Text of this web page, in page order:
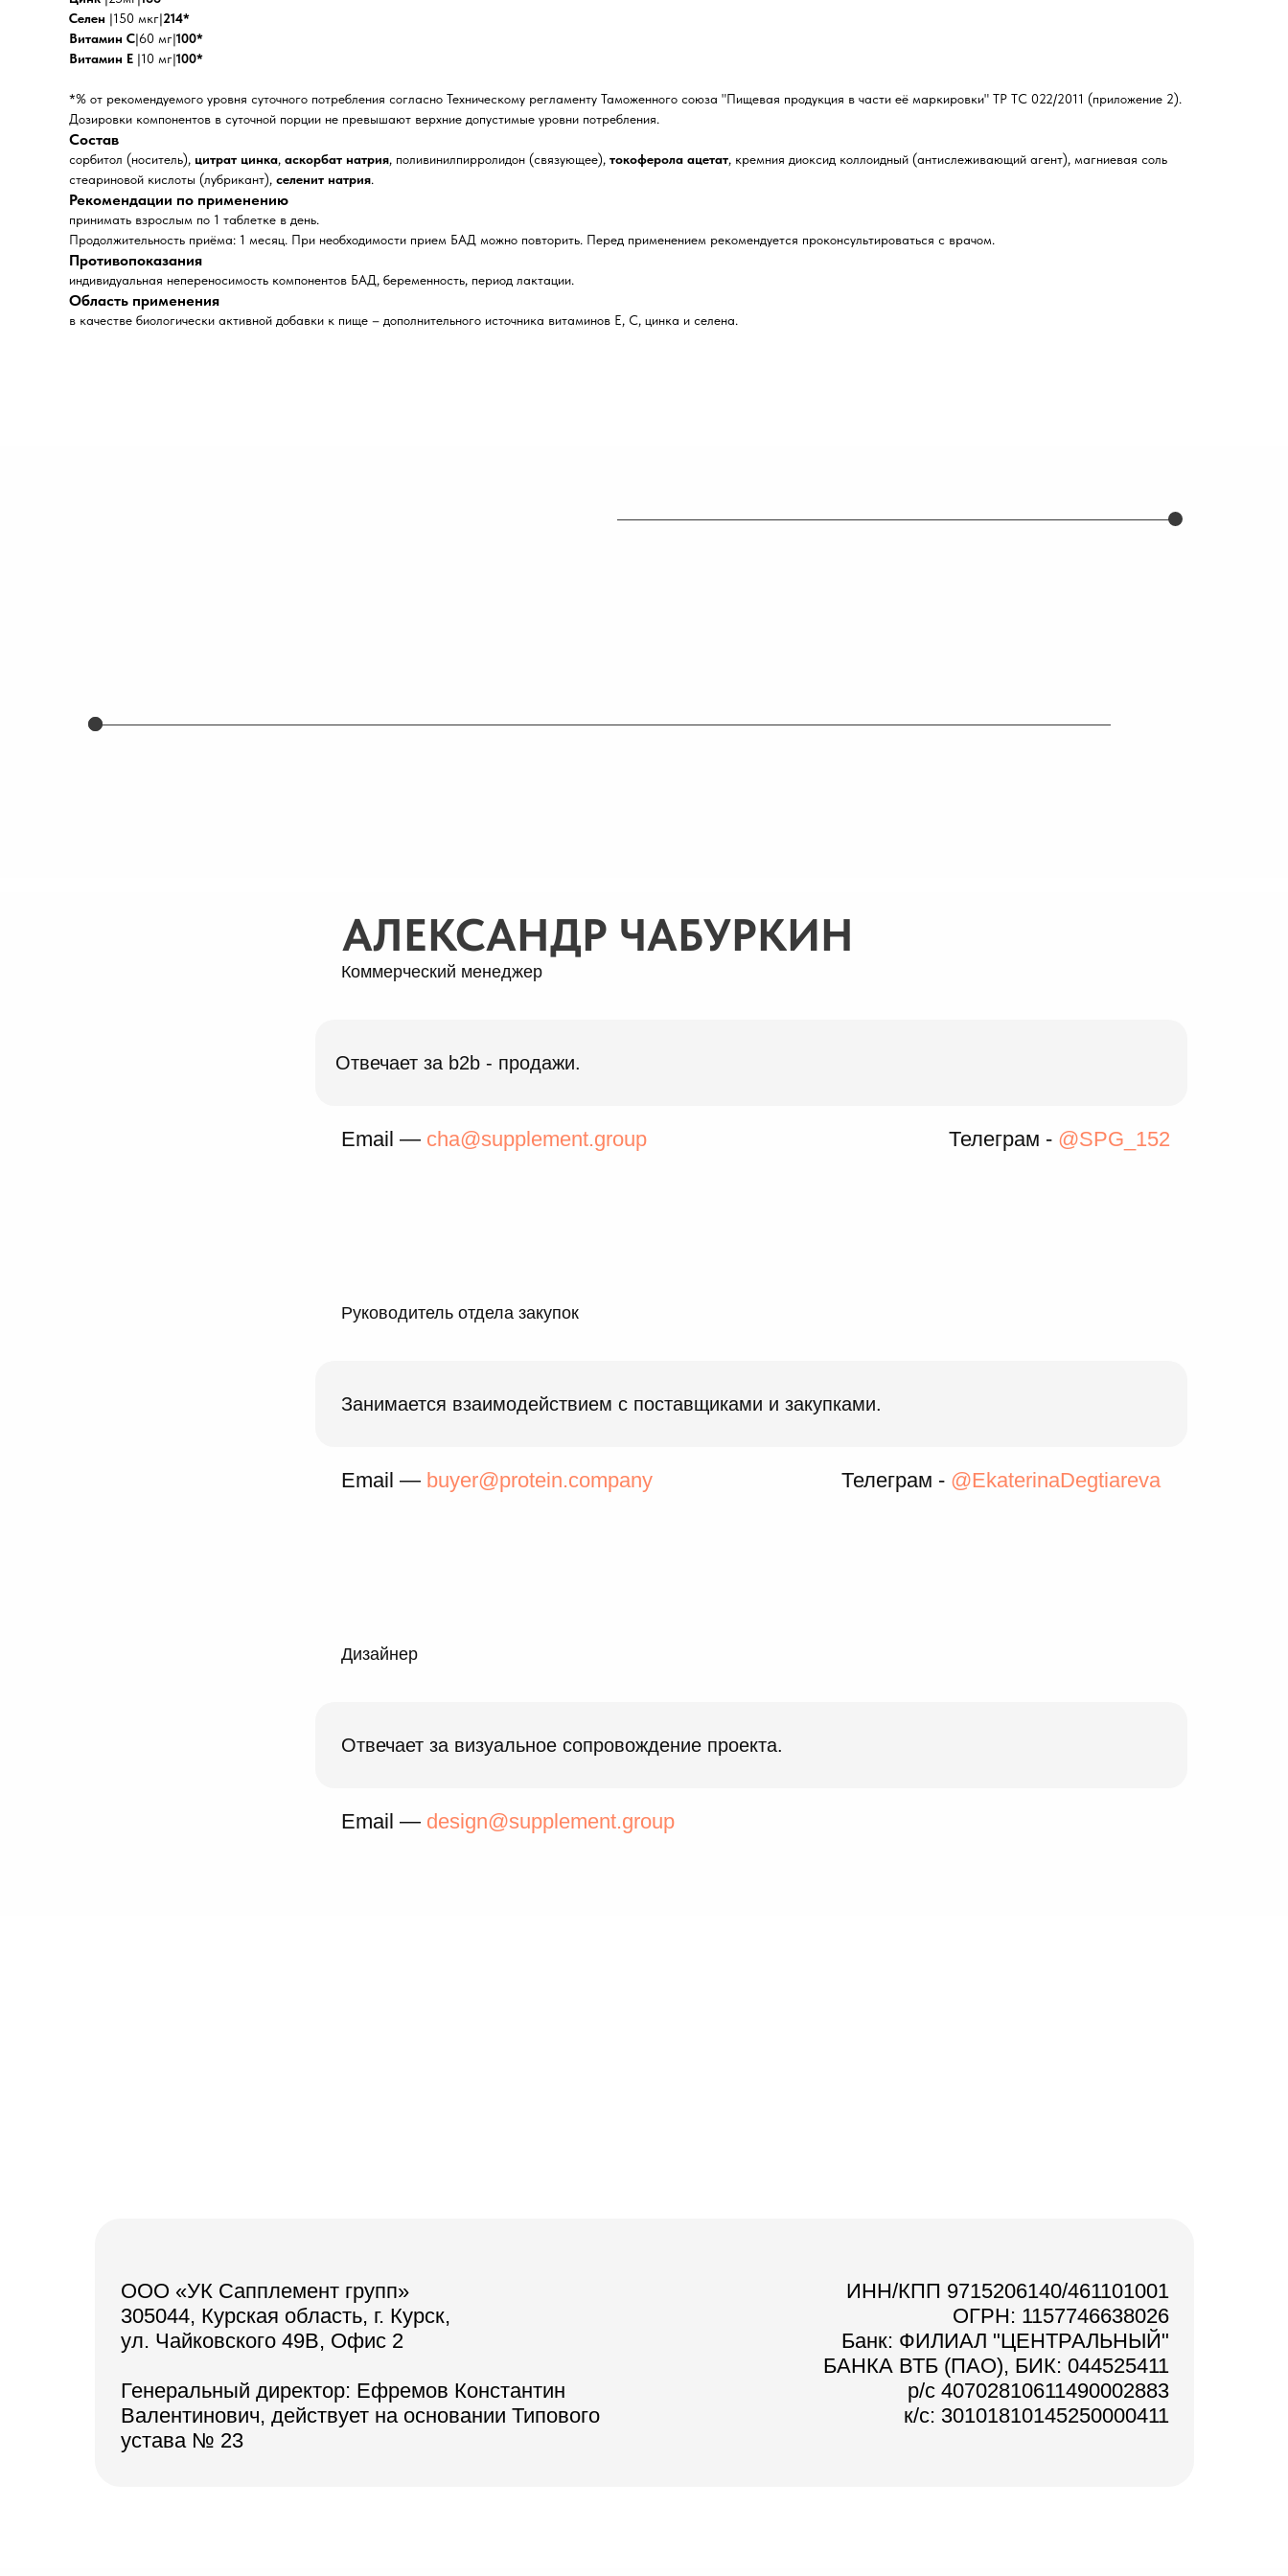
Селен |150 мкг|214*
Витамин С|60 мг|100*
Витамин Е |10 мг|100*
*% от рекомендуемого уровня суточного потребления согласно Техническому регламенту Таможенного союза "Пищевая продукция в части её маркировки" ТР ТС 022/2011 (приложение 2).
Дозировки компонентов в суточной порции не превышают верхние допустимые уровни потребления.
Состав
сорбитол (носитель), цитрат цинка, аскорбат натрия, поливинилпирролидон (связующее), токоферола ацетат, кремния диоксид коллоидный (антислеживающий агент), магниевая соль
стеариновой кислоты (лубрикант), селенит натрия.
Рекомендации по применению
принимать взрослым по 1 таблетке в день.
Продолжительность приёма: 1 месяц. При необходимости прием БАД можно повторить. Перед применением рекомендуется проконсультироваться с врачом.
Противопоказания
индивидуальная непереносимость компонентов БАД, беременность, период лактации.
Область применения
в качестве биологически активной добавки к пище – дополнительного источника витаминов Е, С, цинка и селена.
Коммерческий менеджер
Отвечает за b2b - продажи.
Email — cha@supplement.group
АЛЕКСАНДР ЧАБУРКИН
Телеграм - @SPG_152
Руководитель отдела закупок
Занимается взаимодействием с поставщиками и закупками.
Email — buyer@protein.company Телеграм - @EkaterinaDegtiareva
Дизайнер
Отвечает за визуальное сопровождение проекта.
Email — design@supplement.group
ООО «УК Сапплемент групп»
305044, Курская область, г. Курск,
ул. Чайковского 49В, Офис 2
Генеральный директор: Ефремов Константин
Валентинович, действует на основании Типового
устава № 23
ИНН/КПП 9715206140/461101001
ОГРН: 1157746638026
Банк: ФИЛИАЛ "ЦЕНТРАЛЬНЫЙ"
БАНКА ВТБ (ПАО), БИК: 044525411
р/с 40702810611490002883
к/с: 30101810145250000411